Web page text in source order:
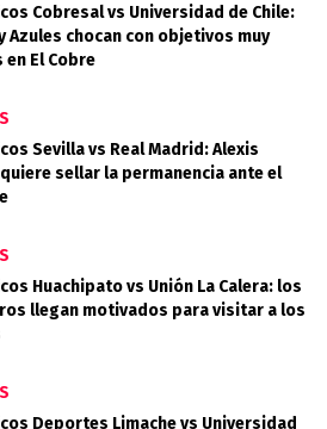
Cobresal vs Universidad de Chile:
Azules chocan con objetivos muy
El Cobre
Sevilla vs Real Madrid: Alexis
sellar la permanencia ante el
Huachipato vs Unión La Calera: los
llegan motivados para visitar a los
Deportes Limache vs Universidad